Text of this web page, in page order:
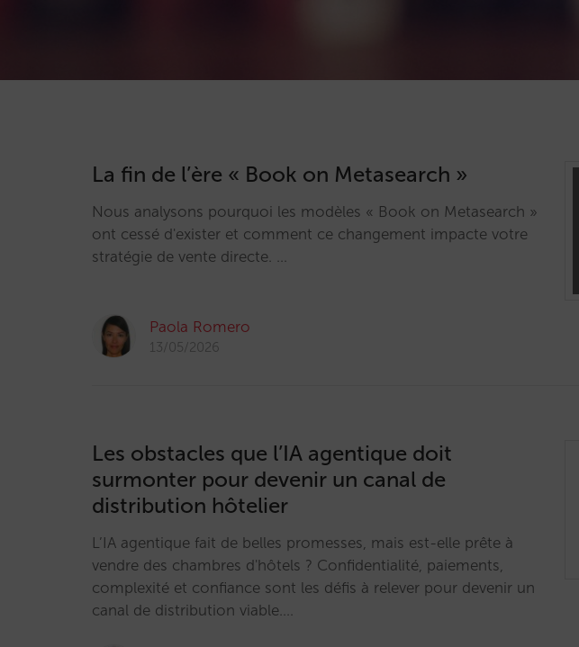
La fin de l’ère « Book on Metasearch »
Nous analysons pourquoi les modèles « Book on Metasearch »
ont cessé d'exister et comment ce changement impacte votre
stratégie de vente directe. …
Paola Romero
13/05/2026
Les obstacles que l’IA agentique doit
surmonter pour devenir un canal de
distribution hôtelier
L’IA agentique fait de belles promesses, mais est-elle prête à
vendre des chambres d'hôtels ? Confidentialité, paiements,
complexité et confiance sont les défis à relever pour devenir un
canal de distribution viable.…